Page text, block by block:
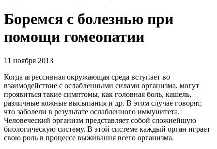
Боремся с болезнью при
помощи гомеопатии
11 ноября 2013
Когда агрессивная окружающая среда вступает во
взаимодействие с ослабленными силами организма, могут
проявиться такие симптомы, как головная боль, кашель,
различные кожные высыпания и др. В этом случае говорят,
что заболели в результате ослабленного иммунитета.
Человеческий организм представляет собой сложнейшую
биологическую систему. В этой системе каждый орган играет
свою роль в процессе выживания всего организма.